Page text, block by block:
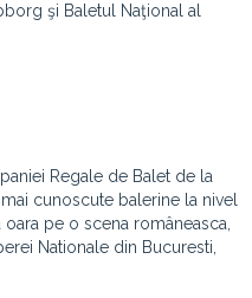
şi Baletul Naţional al
Regale de Balet de la
cunoscute balerine la nivel
pe o scena româneasca,
Nationale din Bucuresti,